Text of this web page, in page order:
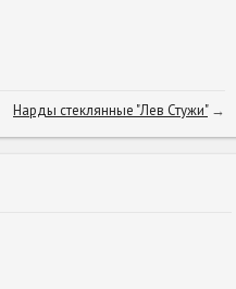
Нарды стеклянные "Лев Стужи"→